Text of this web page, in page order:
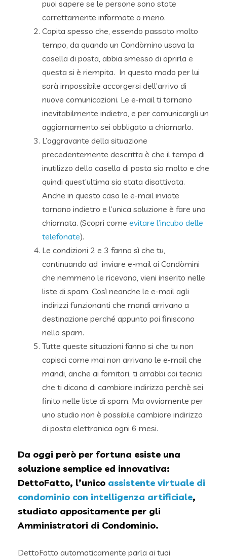
puoi sapere se le persone sono state
correttamente informate o meno.
Capita spesso che, essendo passato molto
tempo, da quando un Condòmino usava la
casella di posta, abbia smesso di aprirla e
questa si è riempita. In questo modo per lui
sarà impossibile accorgersi dell’arrivo di
nuove comunicazioni. Le e-mail ti tornano
inevitabilmente indietro, e per comunicargli un
aggiornamento sei obbligato a chiamarlo.
L’aggravante della situazione
precedentemente descritta è che il tempo di
inutilizzo della casella di posta sia molto e che
quindi quest’ultima sia stata disattivata.
Anche in questo caso le e-mail inviate
tornano indietro e l’unica soluzione è fare una
chiamata. (Scopri come evitare l’incubo delle
telefonate).
Le condizioni 2 e 3 fanno sì che tu,
continuando ad inviare e-mail ai Condòmini
che nemmeno le ricevono, vieni inserito nelle
liste di spam. Così neanche le e-mail agli
indirizzi funzionanti che mandi arrivano a
destinazione perché appunto poi finiscono
nello spam.
Tutte queste situazioni fanno si che tu non
capisci come mai non arrivano le e-mail che
mandi, anche ai fornitori, ti arrabbi coi tecnici
che ti dicono di cambiare indirizzo perchè sei
finito nelle liste di spam. Ma ovviamente per
uno studio non è possibile cambiare indirizzo
di posta elettronica ogni 6 mesi.
Da oggi però per fortuna esiste una
soluzione semplice ed innovativa:
DettoFatto, l’unico assistente virtuale di
condominio con intelligenza artificiale,
studiato appositamente per gli
Amministratori di Condominio.
DettoFatto automaticamente parla ai tuoi